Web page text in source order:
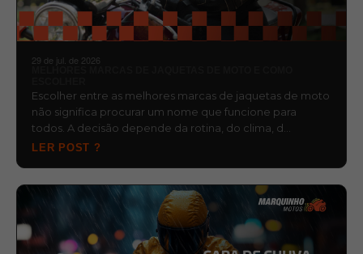
29 de jul. de 2026
Escolher entre as melhores marcas de jaquetas de moto
não significa procurar um nome que funcione para
todos. A decisão depende da rotina, do clima, d…
LER POST ?